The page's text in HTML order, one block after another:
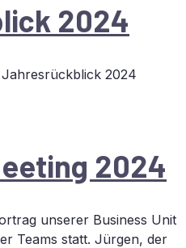
2024
2024
2024
unserer Business Unit
Teams statt. Jürgen, der